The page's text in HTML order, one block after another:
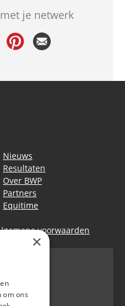
je netwerk
Nieuws
Resultaten
Over BWP
Partners
Equitime
voorwaarden
×
om ons